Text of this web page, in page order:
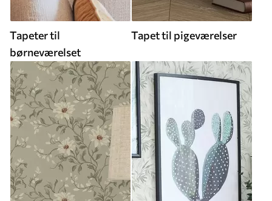
Tapeter til
børneværelset
Tapet til pigeværelser